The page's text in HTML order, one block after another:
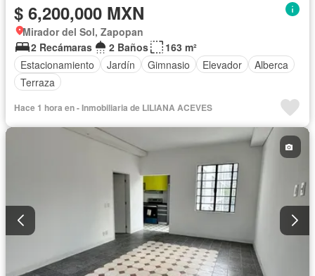
$ 6,200,000 MXN
Mirador del Sol, Zapopan
2 Recámaras
2 Baños
163 m²
Estacionamiento
Jardín Gimnasio Elevador
Alberca
Terraza
Hace 1 hora en - Inmobiliaria de LILIANA ACEVES